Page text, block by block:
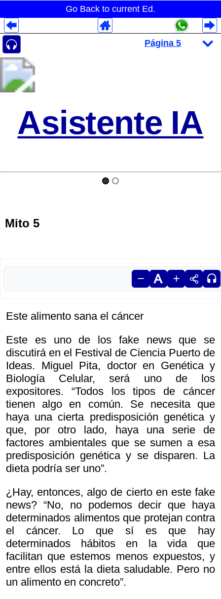
Go Back to current Ed.
Asistente IA
Mito 5
Este alimento sana el cáncer
Este es uno de los fake news que se
discutirá en el Festival de Ciencia Puerto de
Ideas. Miguel Pita, doctor en Genética y
Biología Celular, será uno de los
expositores. “Todos los tipos de cáncer
tienen algo en común. Se necesita que
haya una cierta predisposición genética y
que, por otro lado, haya una serie de
factores ambientales que se sumen a esa
predisposición genética y se disparen. La
dieta podría ser uno”.
¿Hay, entonces, algo de cierto en este fake
news? “No, no podemos decir que haya
determinados alimentos que protejan contra
el cáncer. Lo que sí es que hay
determinados hábitos en la vida que
facilitan que estemos menos expuestos, y
entre ellos está la dieta saludable. Pero no
un alimento en concreto”.
Despliegues Analytics
Despliegues Totales
Despliegues por Rubros